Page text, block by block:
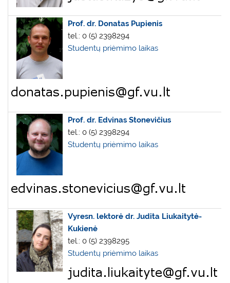
Prof. dr. Donatas Pupienis
tel.: 0 (5) 2398294
Studentų priėmimo laikas
Prof. dr. Edvinas Stonevičius
tel.: 0 (5) 2398294
Studentų priėmimo laikas
Vyresn. lektorė dr. Judita Liukaitytė-
Kukienė
tel.: 0 (5) 2398295
Studentų priėmimo laikas